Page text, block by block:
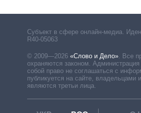
Субъект в сфере онлайн-медиа.
R40-05063
© 2009—2026 «Слово и Дело». Все
охраняются законом. Администрация
собой право не соглашаться с
публикуется на сайте, владельцами
являются третьи лица.